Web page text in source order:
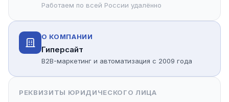
Работаем по всей России удалённо
О КОМПАНИИ
Гиперсайт
B2B-маркетинг и автоматизация с 2009 года
РЕКВИЗИТЫ ЮРИДИЧЕСКОГО ЛИЦА